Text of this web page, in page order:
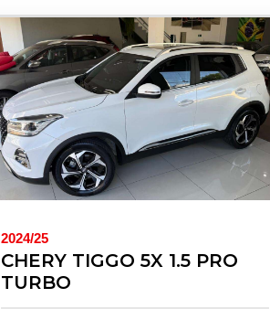
2024/25
CHERY TIGGO 5X 1.5 PRO
TURBO